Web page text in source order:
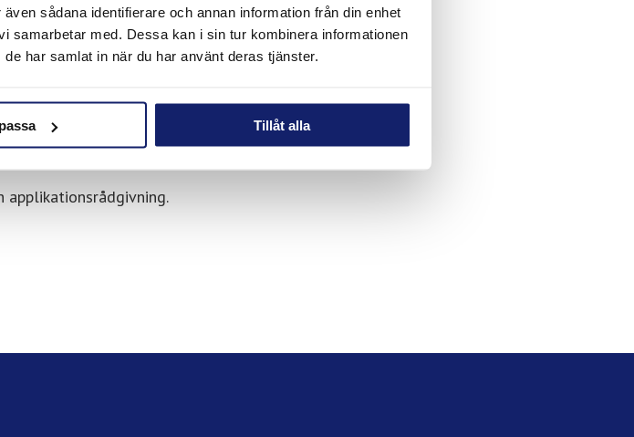
sådana identifierare och annan information från din enhet
samarbetar med. Dessa kan i sin tur kombinera informationen
har samlat in när du har använt deras tjänster.
Tillåt alla
Våra produkter används av
välkommen att kontakta oss på
applikationsrådgivning.